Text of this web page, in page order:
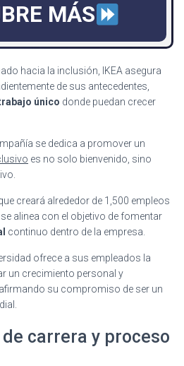
MÁS
hacia la inclusión, IKEA asegura
de sus antecedentes,
único donde puedan crecer
se dedica a promover un
es no solo bienvenido, sino
creará alrededor de 1,500 empleos
alinea con el objetivo de fomentar
continuo dentro de la empresa.
ofrece a sus empleados la
un crecimiento personal y
su compromiso de ser un
carrera y proceso